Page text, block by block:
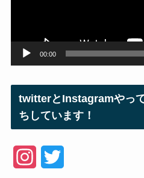
00:00
twitterとInstagramやっ
ちしています！